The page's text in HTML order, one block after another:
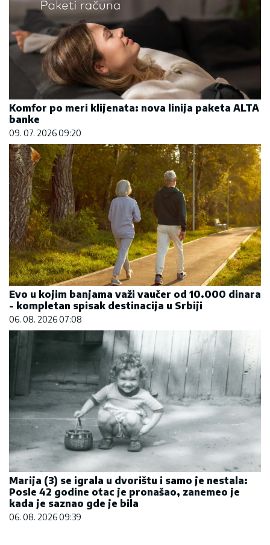
Komfor po meri klijenata: nova linija paketa ALTA
banke
09. 07. 2026 09:20
Evo u kojim banjama važi vaučer od 10.000 dinara
- kompletan spisak destinacija u Srbiji
06. 08. 2026 07:08
Marija (3) se igrala u dvorištu i samo je nestala:
Posle 42 godine otac je pronašao, zanemeo je
kada je saznao gde je bila
06. 08. 2026 09:39